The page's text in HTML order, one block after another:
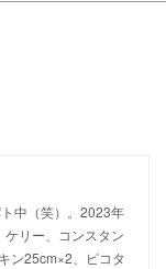
中（笑）。2023年
リー、コンスタン
ン25cm×2、ピコタ